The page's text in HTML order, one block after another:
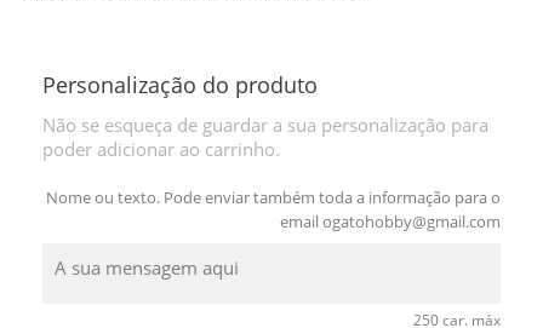
Personalização do produto
Não se esqueça de guardar a sua personalização para
poder adicionar ao carrinho.
Nome ou texto. Pode enviar também toda a informação para o
email ogatohobby@gmail.com
250 car. máx